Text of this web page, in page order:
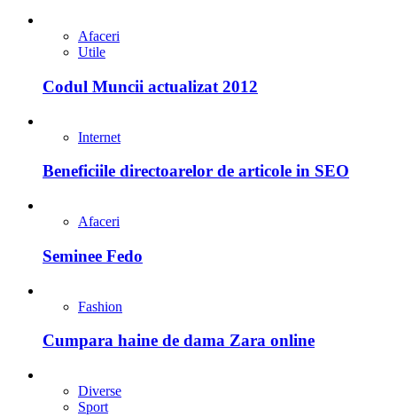
Afaceri
Utile
Codul Muncii actualizat 2012
Internet
Beneficiile directoarelor de articole in SEO
Afaceri
Seminee Fedo
Fashion
Cumpara haine de dama Zara online
Diverse
Sport